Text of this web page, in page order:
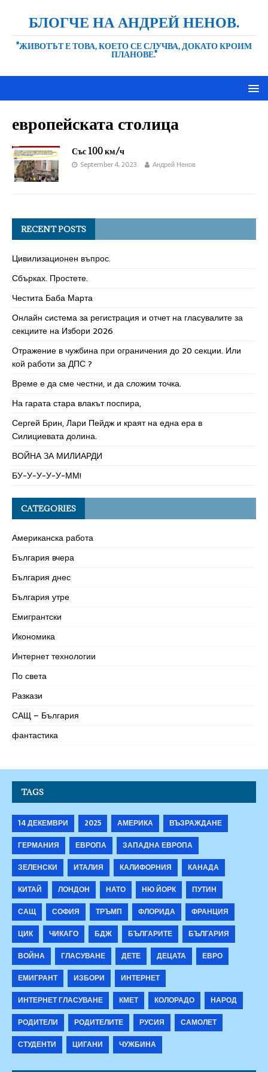
БЛОГЧЕ НА АНДРЕЙ НЕНОВ.
"ЖИВОТЪТ Е ТОВА, КОЕТО СЕ СЛУЧВА, ДОКАТО КРОИМ
ПЛАНОВЕ."
европейската столица
Със 100 км/ч
September 4, 2023 Андрей Ненов
RECENT POSTS
Цивилизационен въпрос.
Сбърках. Простете.
Честита Баба Марта
Онлайн система за регистрация и отчет на гласувалите за
секциите на Избори 2026
Отражение в чужбина при ограничения до 20 секции. Или
кой работи за ДПС ?
Време е да сме честни, и да сложим точка.
На гарата стара влакът поспира,
Сергей Брин, Лари Пейдж и краят на една ера в
Силициевата долина.
ВОЙНА ЗА МИЛИАРДИ
БУ-У-У-У-У-ММ!
CATEGORIES
Американска работа
България вчера
България днес
България утре
Емигрантски
Икономика
Интернет технологии
По света
Разкази
САЩ – България
фантастика
TAGS
14 ДЕКЕМВРИ 2025 АМЕРИКА
ВЪЗРАЖДАНЕ
ГЕРМАНИЯ
ЕВРОПА
ЗАПАДНА ЕВРОПА
ЗЕЛЕНСКИ
ИТАЛИЯ КАЛИФОРНИЯ
КАНАДА
КИТАЙ
ЛОНДОН НАТО НЮ ЙОРК
ПУТИН
САЩ
СОФИЯ ТРЪМП ФЛОРИДА
ФРАНЦИЯ
ЦИК
ЧИКАГО БДЖ БЪЛГАРИТЕ
БЪЛГАРИЯ
ВОЙНА
ГЛАСУВАНЕ ДЕТЕ ДЕЦАТА
ЕВРО
ЕМИГРАНТ
ИЗБОРИ
ИНТЕРНЕТ
ИНТЕРНЕТ ГЛАСУВАНЕ
КМЕТ КОЛОРАДО
НАРОД
РОДИТЕЛИ
РОДИТЕЛИТЕ РУСИЯ
САМОЛЕТ
СТУДЕНТИ
ЦИГАНИ ЧУЖБИНА